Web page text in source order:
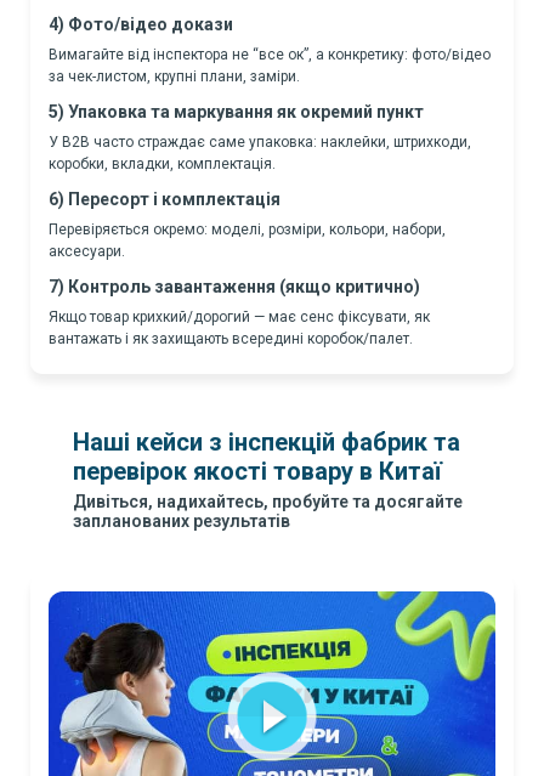
4) Фото/відео докази
Вимагайте від інспектора не “все ок”, а конкретику: фото/відео
за чек-листом, крупні плани, заміри.
5) Упаковка та маркування як окремий пункт
У B2B часто страждає саме упаковка: наклейки, штрихкоди,
коробки, вкладки, комплектація.
6) Пересорт і комплектація
Перевіряється окремо: моделі, розміри, кольори, набори,
аксесуари.
7) Контроль завантаження (якщо критично)
Якщо товар крихкий/дорогий — має сенс фіксувати, як
вантажать і як захищають всередині коробок/палет.
Наші кейси з інспекцій фабрик та
перевірок якості товару в Китаї
Дивіться, надихайтесь, пробуйте та досягайте
запланованих результатів